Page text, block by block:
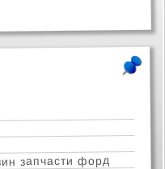
запчасти форд